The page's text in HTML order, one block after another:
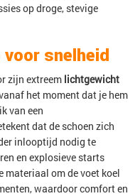
op droge, stevige
snelheid
zijn extreem lichtgewicht
het moment dat je hem
van een
dat de schoen zich
inlooptijd nodig te
en explosieve starts
materiaal om de voet koel
waardoor comfort en